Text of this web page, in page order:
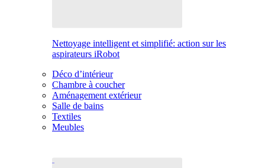
Nettoyage intelligent et simplifié: action sur les
aspirateurs iRobot
Déco d’intérieur
Chambre à coucher
Aménagement extérieur
Salle de bains
Textiles
Meubles